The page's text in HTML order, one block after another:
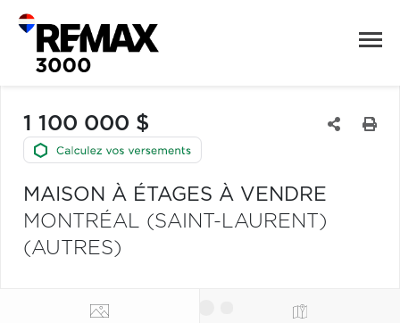
1 100 000 $
MAISON À ÉTAGES À VENDRE
MONTRÉAL (SAINT-LAURENT)
(AUTRES)